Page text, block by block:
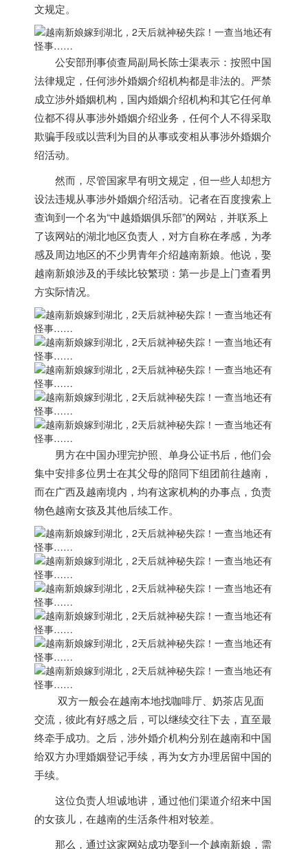
文规定。
公安部刑事侦查局副局长陈士渠表示：按照中国
法律规定， 任何涉外婚姻介绍机构都是非法的。 严禁
成立涉外婚姻机构，国内婚姻介绍机构和其它任何单
位都不得从事涉外婚姻介绍业务，任何个人不得采取
欺骗手段或以营利为目的从事或变相从事涉外婚姻介
绍活动。
然而，尽管国家早有明文规定，但一些人却想方
设法违规从事涉外婚姻介绍活动。记者在百度搜索上
查询到一个名为“中越婚姻俱乐部”的网站，并联系上
了该网站的湖北地区负责人，对方自称在孝感，为孝
感及周边地区的不少男青年介绍越南新娘。他说， 娶
越南新娘涉及的手续比较繁琐：第一步是上门查看男
方实际情况。
男方在中国办理完护照、单身公证书后，他们会
集中安排多位男士在其父母的陪同下组团前往越南 ，
而在广西及越南境内，均有这家机构的办事点，负责
物色越南女孩及其他后续工作。
双方一般会在越南本地找咖啡厅、奶茶店见面
交流，彼此有好感之后，可以继续交往下去，直至最
终牵手成功。之后，涉外婚介机构分别在越南和中国
给双方办理婚姻登记手续，再为女方办理居留中国的
手续。
这位负责人坦诚地讲， 通过他们渠道介绍来中国
的女孩儿，在越南的生活条件相对较差。
那么，通过这家网站成功娶到一个越南新娘，需